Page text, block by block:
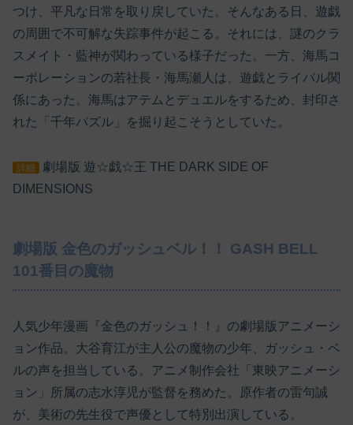
つけ、平凡な日常を取り戻していた。そんなある日、遊戯
の周囲で不可解な失踪事件が起こる。それには、謎のクラ
スメイト・藍神が関わっている様子だった。一方、海馬コ
ーポレーションの若社長・海馬瀬人は、遊戯とライバル関
係にあった。海馬はアテムとデュエルをするため、封印さ
れた「千年パズル」を掘り起こそうとしていた。
詳細
劇場版 遊☆戯☆王 THE DARK SIDE OF
DIMENSIONS
劇場版 金色のガッシュベル！！ GASH BELL
101番目の魔物
人気少年漫画『金色のガッシュ！！』の劇場版アニメーシ
ョン作品。大谷育江が主人公の魔物の少年、ガッシュ・ベ
ルの声を担当している。アニメ制作会社「東映アニメーシ
ョン」所属の志水淳児が監督を務めた。原作者の雷句誠
が、美術の先生役で声優として特別出演している。